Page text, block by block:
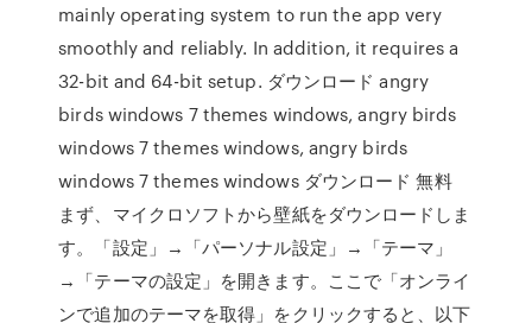
mainly operating system to run the app very
smoothly and reliably. In addition, it requires a
32-bit and 64-bit setup. ダウンロード angry
birds windows 7 themes windows, angry birds
windows 7 themes windows, angry birds
windows 7 themes windows ダウンロード 無料
まず、マイクロソフトから壁紙をダウンロードしま
す。「設定」→「パーソナル設定」→「テーマ」
→「テーマの設定」を開きます。ここで「オンライ
ンで追加のテーマを取得」をクリックすると、以下